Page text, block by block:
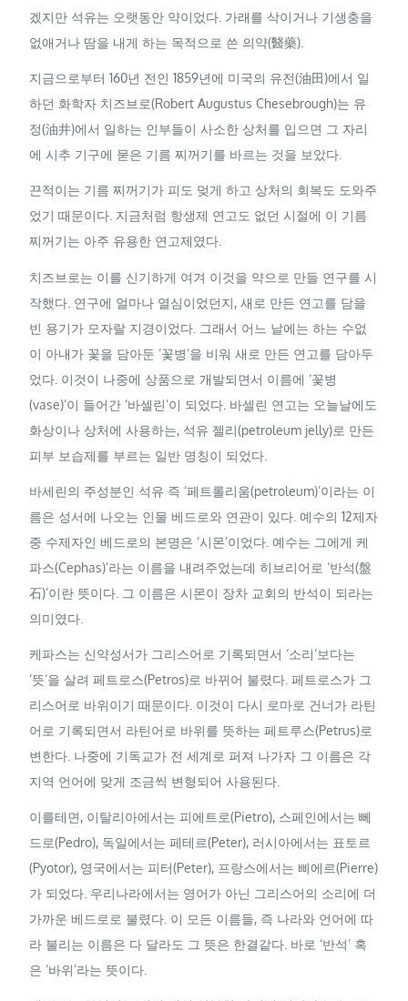
겠지만 석유는 오랫동안 약이었다. 가래를 삭이거나 기생충을
없애거나 땀을 내게 하는 목적으로 쓴 의약(醫藥).
지금으로부터 160년 전인 1859년에 미국의 유전(油田)에서 일
하던 화학자 치즈브로(Robert Augustus Chesebrough)는 유
정(油井)에서 일하는 인부들이 사소한 상처를 입으면 그 자리
에 시추 기구에 묻은 기름 찌꺼기를 바르는 것을 보았다.
끈적이는 기름 찌꺼기가 피도 멎게 하고 상처의 회복도 도와주
었기 때문이다. 지금처럼 항생제 연고도 없던 시절에 이 기름
찌꺼기는 아주 유용한 연고제였다.
치즈브로는 이를 신기하게 여겨 이것을 약으로 만들 연구를 시
작했다. 연구에 얼마나 열심이었던지, 새로 만든 연고를 담을
빈 용기가 모자랄 지경이었다. 그래서 어느 날에는 하는 수없
이 아내가 꽃을 담아둔 ‘꽃병’을 비워 새로 만든 연고를 담아두
었다. 이것이 나중에 상품으로 개발되면서 이름에 ‘꽃병
(vase)’이 들어간 ‘바셀린’이 되었다. 바셀린 연고는 오늘날에도
화상이나 상처에 사용하는, 석유 젤리(petroleum jelly)로 만든
피부 보습제를 부르는 일반 명칭이 되었다.
바세린의 주성분인 석유 즉 ‘페트롤리움(petroleum)’이라는 이
름은 성서에 나오는 인물 베드로와 연관이 있다. 예수의 12제자
중 수제자인 베드로의 본명은 ‘시몬’이었다. 예수는 그에게 케
파스(Cephas)’라는 이름을 내려주었는데 히브리어로 ‘반석(盤
石)’이란 뜻이다. 그 이름은 시몬이 장차 교회의 반석이 되라는
의미였다.
케파스는 신약성서가 그리스어로 기록되면서 ‘소리’보다는
‘뜻’을 살려 페트로스(Petros)로 바뀌어 불렸다. 페트로스가 그
리스어로 바위이기 때문이다. 이것이 다시 로마로 건너가 라틴
어로 기록되면서 라틴어로 바위를 뜻하는 페트루스(Petrus)로
변한다. 나중에 기독교가 전 세계로 퍼져 나가자 그 이름은 각
지역 언어에 맞게 조금씩 변형되어 사용된다.
이를테면, 이탈리아에서는 피에트로(Pietro), 스페인에서는 뻬
드로(Pedro), 독일에서는 페테르(Peter), 러시아에서는 표토르
(Pyotor), 영국에서는 피터(Peter), 프랑스에서는 삐에르(Pierre)
가 되었다. 우리나라에서는 영어가 아닌 그리스어의 소리에 더
가까운 베드로로 불렸다. 이 모든 이름들, 즉 나라와 언어에 따
라 불리는 이름은 다 달라도 그 뜻은 한결같다. 바로 ‘반석’ 혹
은 ‘바위’라는 뜻이다.